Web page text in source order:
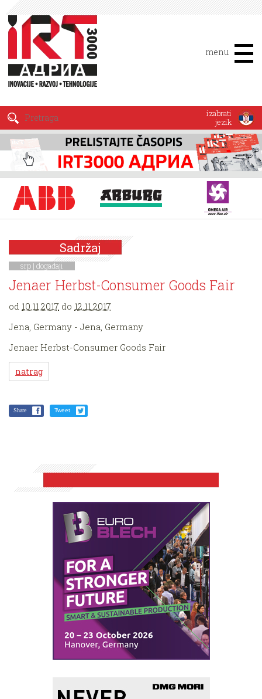
menu
izabrati
jezik
Sadržaj
srp | događaji
Jenaer Herbst-Consumer Goods Fair
od 10.11.2017 do 12.11.2017
Jena, Germany - Jena, Germany
Jenaer Herbst-Consumer Goods Fair
natrag
Share Tweet